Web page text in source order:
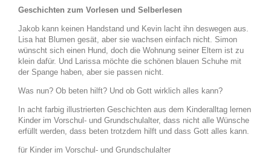
Geschichten zum Vorlesen und Selberlesen
Jakob kann keinen Handstand und Kevin lacht ihn deswegen aus.
Lisa hat Blumen gesät, aber sie wachsen einfach nicht. Simon
wünscht sich einen Hund, doch die Wohnung seiner Eltern ist zu
klein dafür. Und Larissa möchte die schönen blauen Schuhe mit
der Spange haben, aber sie passen nicht.
Was nun? Ob beten hilft? Und ob Gott wirklich alles kann?
In acht farbig illustrierten Geschichten aus dem Kinderalltag lernen
Kinder im Vorschul- und Grundschulalter, dass nicht alle Wünsche
erfüllt werden, dass beten trotzdem hilft und dass Gott alles kann.
für Kinder im Vorschul- und Grundschulalter